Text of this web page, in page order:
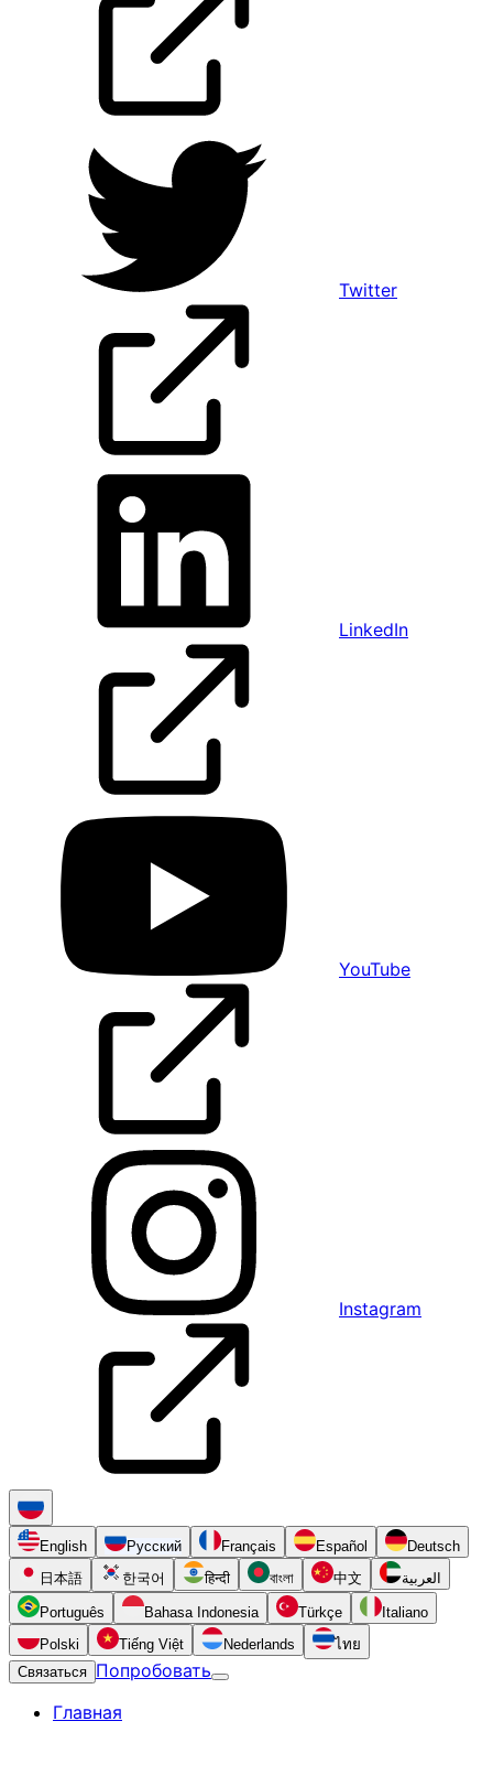
Twitter
LinkedIn
YouTube
Instagram
English Русский Français Español
Deutsch
日本語
한국어 हिन्दी বাংলা 中文 العربية
Português Bahasa Indonesia Türkçe
Italiano
Polski
Tiếng Việt Nederlands
ไทย
Связаться Попробовать
Главная